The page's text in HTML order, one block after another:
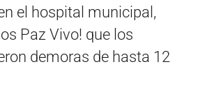
el hospital municipal,
Paz Vivo! que los
demoras de hasta 12